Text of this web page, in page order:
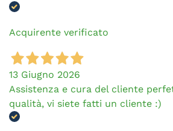
Acquirente verificato
13 Giugno 2026
Assistenza e cura del cliente
qualità, vi siete fatti un cliente :)